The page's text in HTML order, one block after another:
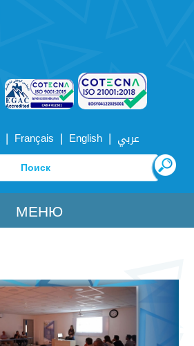
| Français | English | عربي
МЕНЮ